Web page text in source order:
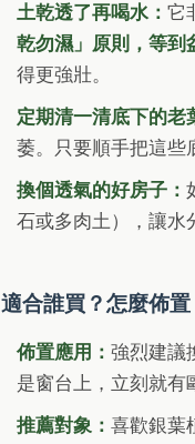
土乾透了再喝水：它
乾勿濕」原則，等到
得更強壯。
定期清一清底下的老
萎。只要順手把這些
換個透氣的好房子：
石或多肉土），讓水
適合誰買？怎麼佈置
佈置應用：強烈建議
是窗台上，立刻就有
推薦對象：喜歡銀葉